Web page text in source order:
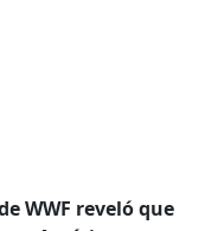
WWF reveló que